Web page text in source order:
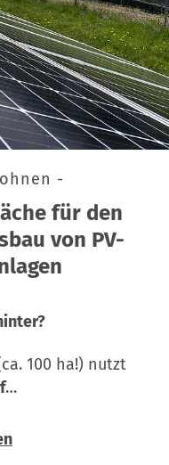
-
für den
von PV-
100 ha!) nutzt
…